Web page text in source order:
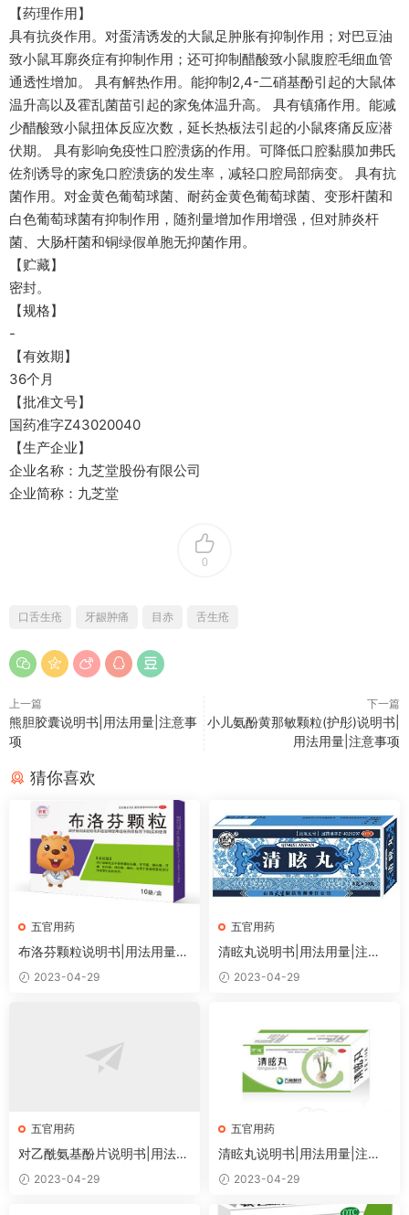
【药理作用】
具有抗炎作用。对蛋清诱发的大鼠足肿胀有抑制作用；对巴豆油
致小鼠耳廓炎症有抑制作用；还可抑制醋酸致小鼠腹腔毛细血管
通透性增加。 具有解热作用。能抑制2,4-二硝基酚引起的大鼠体
温升高以及霍乱菌苗引起的家兔体温升高。 具有镇痛作用。能减
少醋酸致小鼠扭体反应次数，延长热板法引起的小鼠疼痛反应潜
伏期。 具有影响免疫性口腔溃疡的作用。可降低口腔黏膜加弗氏
佐剂诱导的家兔口腔溃疡的发生率，减轻口腔局部病变。 具有抗
菌作用。对金黄色葡萄球菌、耐药金黄色葡萄球菌、变形杆菌和
白色葡萄球菌有抑制作用，随剂量增加作用增强，但对肺炎杆
菌、大肠杆菌和铜绿假单胞无抑菌作用。
【贮藏】
密封。
【规格】
-
【有效期】
36个月
【批准文号】
国药准字Z43020040
【生产企业】
企业名称：九芝堂股份有限公司
企业简称：九芝堂
0
口舌生疮 牙龈肿痛 目赤 舌生疮
上一篇
熊胆胶囊说明书|用法用量|注意事
项
下一篇
小儿氨酚黄那敏颗粒(护彤)说明书|
用法用量|注意事项
猜你喜欢
五官用药
布洛芬颗粒说明书|用法用量|
注意事项
2023-04-29
五官用药
清眩丸说明书|用法用量|注意
事项2023-04-29
五官用药
对乙酰氨基酚片说明书|用法用
量|注意事项
2023-04-29
五官用药
清眩丸说明书|用法用量|注意
事项2023-04-29